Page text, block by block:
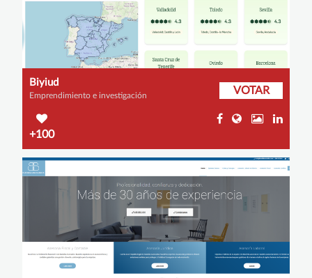
Biyiud
Emprendimiento e investigación VOTAR
+100